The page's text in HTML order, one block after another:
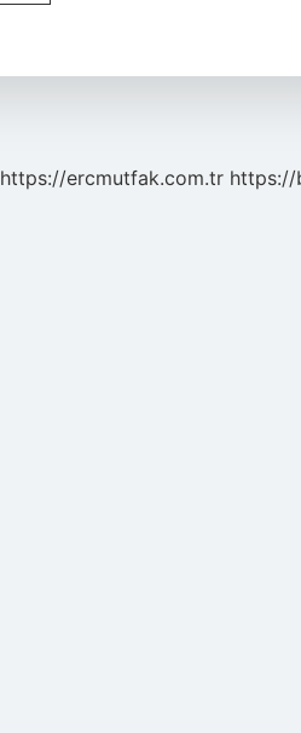
https://ercmutfak.com.tr https://